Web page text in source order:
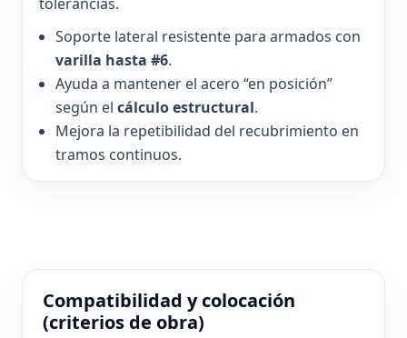
Soporte lateral resistente para armados con
varilla hasta #6.
Ayuda a mantener el acero “en posición”
según el cálculo estructural.
Mejora la repetibilidad del recubrimiento en
tramos continuos.
Compatibilidad y colocación
(criterios de obra)